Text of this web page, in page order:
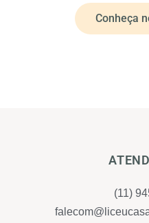
Conheça
(11)